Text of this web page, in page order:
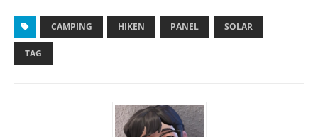
CAMPING HIKEN PANEL SOLAR
TAG